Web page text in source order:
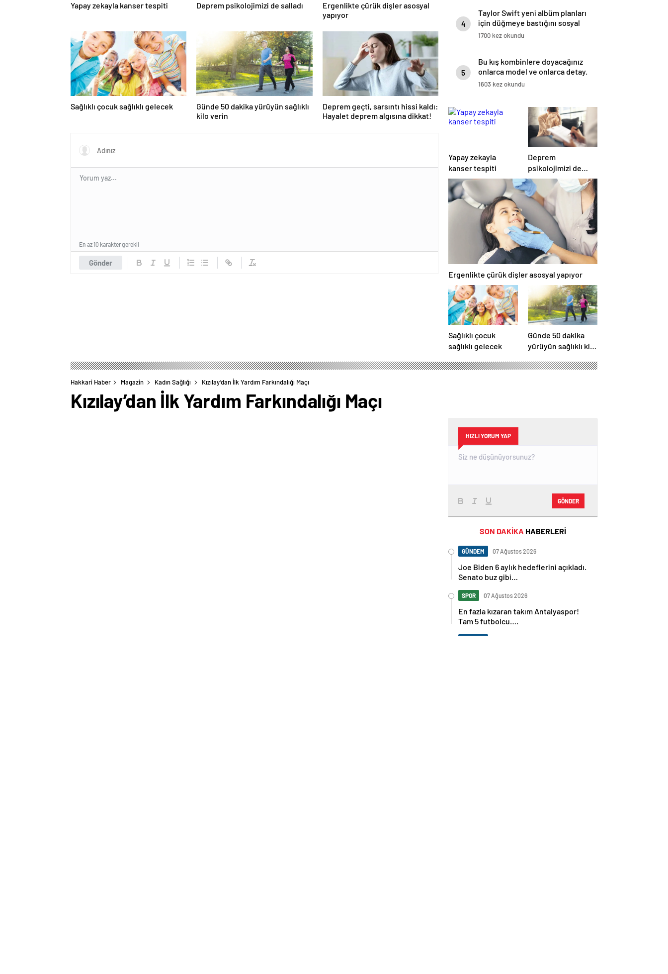
Yapay zekayla kanser tespiti Deprem psikolojimizi de salladı
Ergenlikte çürük dişler asosyal
yapıyor
Sağlıklı çocuk sağlıklı gelecek
Günde 50 dakika yürüyün sağlıklı
kilo verin
Deprem geçti, sarsıntı hissi kaldı:
Hayalet deprem algısına dikkat!
Gönder
En az 10 karakter gerekli
4
Taylor Swift yeni albüm planları
için düğmeye bastığını sosyal
medyadan duyurdu!
1700 kez okundu
5
Bu kış kombinlere doyacağınız
onlarca model ve onlarca detay.
1603 kez okundu
Yapay zekayla
kanser tespiti
Deprem
psikolojimizi de
salladı
Ergenlikte çürük dişler asosyal yapıyor
Sağlıklı çocuk
sağlıklı gelecek
Günde 50 dakika
yürüyün sağlıklı kilo
Hakkari Haber Magazin Kadın Sağlığı Kızılay’dan İlk Yardım Farkındalığı Maçı
Kızılay’dan İlk Yardım Farkındalığı Maçı
HIZLI YORUM YAP
GÖNDER
SON DAKİKA HABERLERİ
GÜNDEM 07 Ağustos 2026
Joe Biden 6 aylık hedeflerini açıkladı.
Senato buz gibi…
SPOR 07 Ağustos 2026
En fazla kızaran takım Antalyaspor!
Tam 5 futbolcu….